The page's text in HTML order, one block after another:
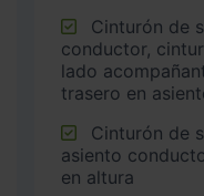
conductor,
lado
trasero en
asiento
en altura